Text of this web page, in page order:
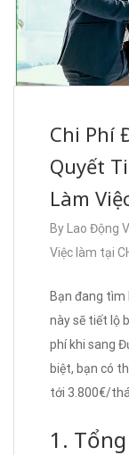
Chi Phí
Quyết
Làm
By Lao Động
Việc làm tại
Bạn đang tìm
này sẽ tiết lộ
phí khi sang
biệt, bạn có
tới 3.800€/
1.